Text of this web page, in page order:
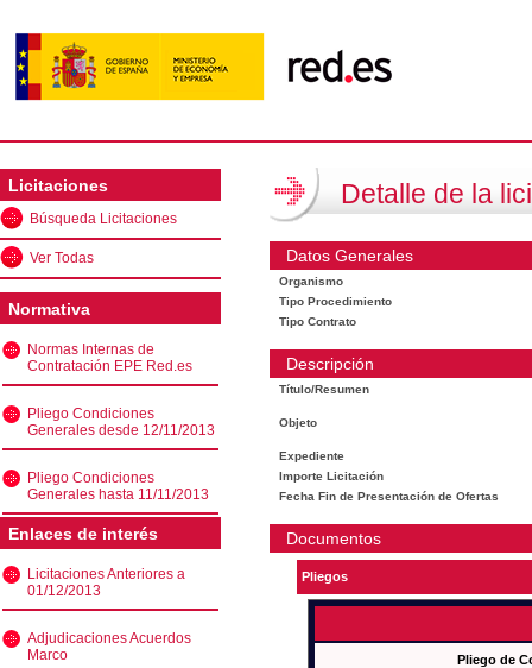
Licitaciones
Búsqueda Licitaciones
Ver Todas
Normativa
Normas Internas de
Contratación EPE Red.es
Pliego Condiciones
Generales desde 12/11/2013
Pliego Condiciones
Generales hasta 11/11/2013
Enlaces de interés
Licitaciones Anteriores a
01/12/2013
Adjudicaciones Acuerdos
Marco
Detalle de la
Datos Generales
Organismo
Tipo Procedimiento
Tipo Contrato
Descripción
Título/Resumen
Objeto
Expediente
Importe Licitación
Fecha Fin de Presentación de Ofertas
Documentos
Pliegos
Pliego de